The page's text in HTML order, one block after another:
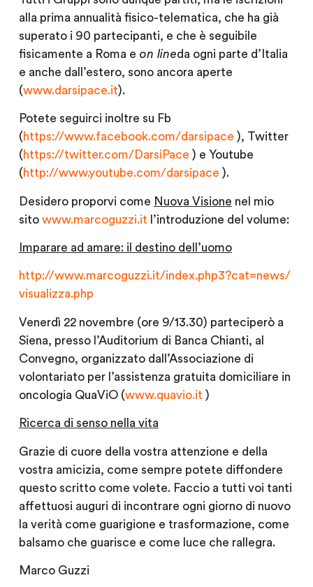
alla prima annualità fisico-telematica, che ha già
superato i 90 partecipanti, e che è seguibile
fisicamente a Roma e on lineda ogni parte d’Italia
e anche dall’estero, sono ancora aperte
(www.darsipace.it).
Potete seguirci inoltre su Fb
(https://www.facebook.com/darsipace ), Twitter
(https://twitter.com/DarsiPace ) e Youtube
(http://www.youtube.com/darsipace ).
Desidero proporvi come Nuova Visione nel mio
sito www.marcoguzzi.it l’introduzione del volume:
Imparare ad amare: il destino dell’uomo
http://www.marcoguzzi.it/index.php3?cat=news/
visualizza.php
Venerdì 22 novembre (ore 9/13.30) parteciperò a
Siena, presso l’Auditorium di Banca Chianti, al
Convegno, organizzato dall’Associazione di
volontariato per l’assistenza gratuita domiciliare in
oncologia QuaViO (www.quavio.it )
Ricerca di senso nella vita
Grazie di cuore della vostra attenzione e della
vostra amicizia, come sempre potete diffondere
questo scritto come volete. Faccio a tutti voi tanti
affettuosi auguri di incontrare ogni giorno di nuovo
la verità come guarigione e trasformazione, come
balsamo che guarisce e come luce che rallegra.
Marco Guzzi